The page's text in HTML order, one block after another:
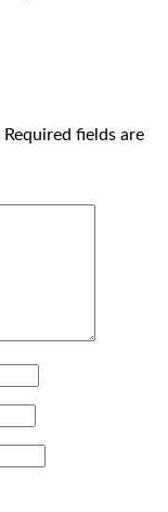
Required fields are